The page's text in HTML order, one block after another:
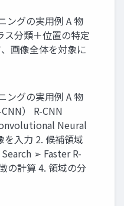
ングの実用例 A 物
ス分類＋位置の特定
画像全体を対象に
ングの実用例 A 物
） R-CNN
Neural
入力 2. 候補領域
➢ Faster R-
の計算 4. 領域の分